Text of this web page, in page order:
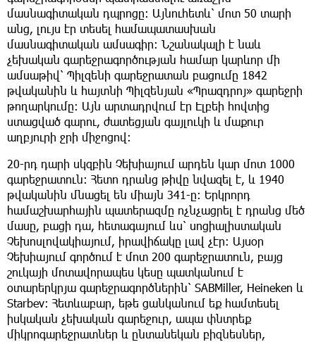
մասնագիտական դպրոցը։ Այնուհետև՝ մոտ 50 տարի
անց, լույս էր տեսել համապատասխան
մասնագիտական ամսագիր։ Նշանակալի է նաև
չեխական գարեջրագործության համար կարևոր մի
ամսաթիվ՝ Պիլզենի գարեջրատան բացումը 1842
թվականին և հայտնի Պիլզենյան «Պրազդրոյ» գարեջրի
թողարկումը։ Այն արտադրվում էր Էլբեի հովտից
ստացված գարու, ժատեցյան գայլուկի և մաքուր
աղբյուրի ջրի միջոցով։
20-րդ դարի սկզբին Չեխիայում արդեն կար մոտ 1000
գարեջրատուն։ Հետո դրանց թիվը նվազել է, և 1940
թվականին մնացել են միայն 341-ը։ Երկրորդ
համաշխարհային պատերազմը ոչնչացրել է դրանց մեծ
մասը, բացի դա, հետագայում ևս՝ սոցիալիստական
Չեխոսլովակիայում, իրավիճակը լավ չէր։ Այսօր
Չեխիայում գործում է մոտ 200 գարեջրատուն, բայց
շուկայի մոտավորապես կեսը պատկանում է
օտարերկրյա գարեջրագործներին՝ SABMiller, Heineken և
Starbev։ Հետևաբար, եթե ցանկանում եք համտեսել
իսկական չեխական գարեջուր, ապա փնտրեք
միկրոգարեջրատներ և ընտանեկան բիզնեսներ,